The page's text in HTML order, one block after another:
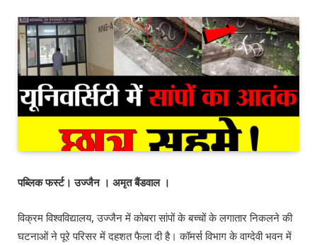
पब्लिक फर्स्ट। उज्जैन । अमृत बैंडवाल ।
विक्रम विश्वविद्यालय, उज्जैन में कोबरा सांपों के बच्चों के लगातार निकलने की
घटनाओं ने पूरे परिसर में दहशत फैला दी है। कॉमर्स विभाग के वाग्देवी भवन में